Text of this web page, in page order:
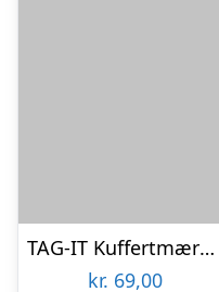
TAG-IT Kuffertmærke – Nyt design – Sort
kr. 69,00